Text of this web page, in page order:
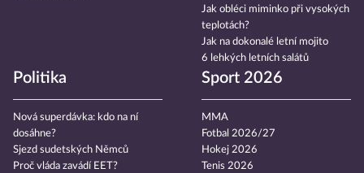
Jak obléci miminko při vysokých
teplotách?
Jak na dokonalé letní mojito
6 lehkých letních salátů
Politika
Nová superdávka: kdo na ní
dosáhne?
Sjezd sudetských Němců
Proč vláda zavádí EET?
Sport 2026
MMA
Fotbal 2026/27
Hokej 2026
Tenis 2026